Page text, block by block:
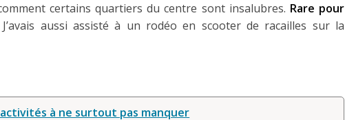
certains quartiers du centre sont insalubres. Rare pour
J’avais aussi assisté à un rodéo en scooter de racailles sur la
à ne surtout pas manquer